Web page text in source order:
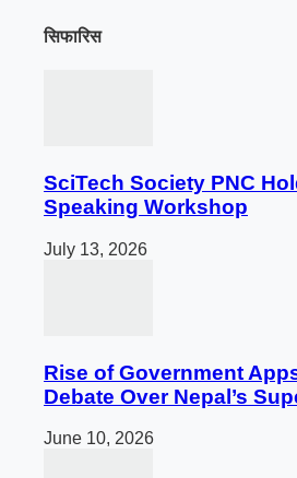
सिफारिस
SciTech Society PNC
Speaking Workshop
July 13, 2026
Rise of Government
Debate Over Nepal’s
June 10, 2026